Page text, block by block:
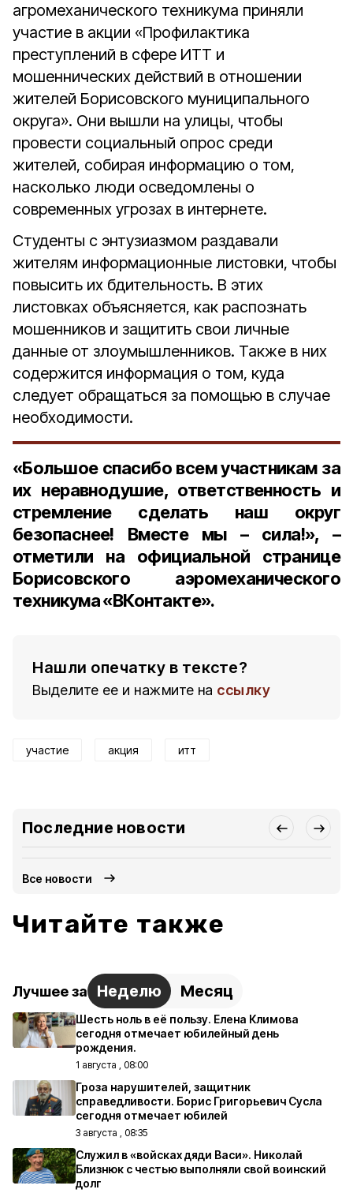
агромеханического техникума приняли
участие в акции «Профилактика
преступлений в сфере ИТТ и
мошеннических действий в отношении
жителей Борисовского муниципального
округа». Они вышли на улицы, чтобы
провести социальный опрос среди
жителей, собирая информацию о том,
насколько люди осведомлены о
современных угрозах в интернете.
Студенты с энтузиазмом раздавали
жителям информационные листовки, чтобы
повысить их бдительность. В этих
листовках объясняется, как распознать
мошенников и защитить свои личные
данные от злоумышленников. Также в них
содержится информация о том, куда
следует обращаться за помощью в случае
необходимости.
«Большое спасибо всем участникам за
их неравнодушие, ответственность и
стремление сделать наш округ
безопаснее! Вместе мы – сила!», –
отметили на официальной странице
Борисовского аэромеханического
техникума «ВКонтакте».
Нашли опечатку в тексте?
Выделите ее и нажмите на ссылку
участие акция итт
Последние новости
Все новости
Читайте также
Лучшее за Неделю Месяц
Шесть ноль в её пользу. Елена Климова
сегодня отмечает юбилейный день
рождения.
1 августа , 08:00
Гроза нарушителей, защитник
справедливости. Борис Григорьевич Сусла
сегодня отмечает юбилей
3 августа , 08:35
Служил в «войсках дяди Васи». Николай
Близнюк с честью выполняли свой воинский
долг